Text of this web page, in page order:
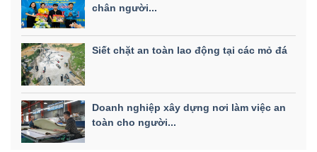
chân người...
Siết chặt an toàn lao động tại các mỏ đá
Doanh nghiệp xây dựng nơi làm việc an
toàn cho người...